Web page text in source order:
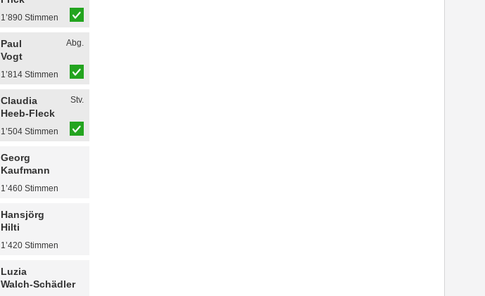
1’890 Stimmen
Paul
Vogt
Abg.
1’814 Stimmen
Claudia
Heeb-Fleck
Stv.
1’504 Stimmen
Georg
Kaufmann
1’460 Stimmen
Hansjörg
Hilti
1’420 Stimmen
Luzia
Walch-Schädler